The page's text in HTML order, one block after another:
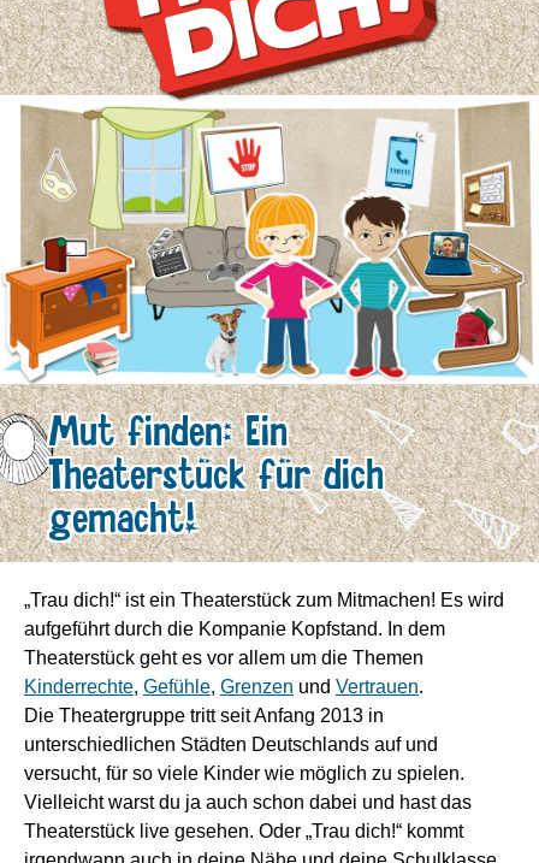
Mut finden: Ein
Theaterstück für dich
gemacht!
„Trau dich!“ ist ein Theaterstück zum Mitmachen! Es wird
aufgeführt durch die Kompanie Kopfstand. In dem
Theaterstück geht es vor allem um die Themen
Kinderrechte, Gefühle, Grenzen und Vertrauen.
Die Theatergruppe tritt seit Anfang 2013 in
unterschiedlichen Städten Deutschlands auf und
versucht, für so viele Kinder wie möglich zu spielen.
Vielleicht warst du ja auch schon dabei und hast das
Theaterstück live gesehen. Oder „Trau dich!“ kommt